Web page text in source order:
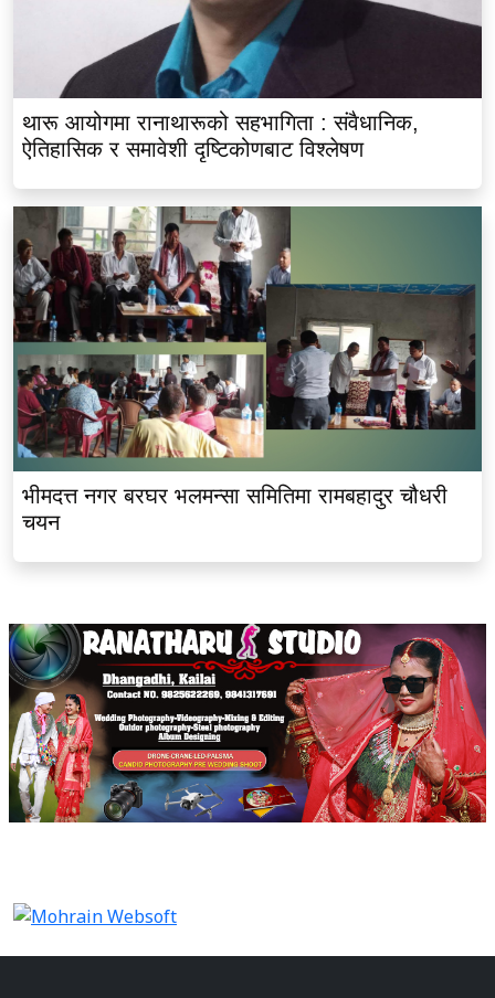
थारू आयोगमा रानाथारूको सहभागिता : संवैधानिक,
ऐतिहासिक र समावेशी दृष्टिकोणबाट विश्लेषण
भीमदत्त नगर बरघर भलमन्सा समितिमा रामबहादुर चौधरी
चयन